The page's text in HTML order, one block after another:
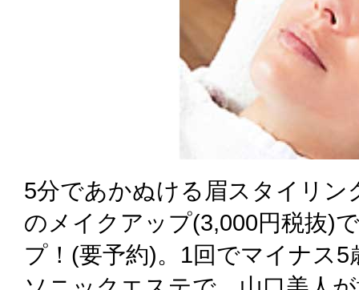
5分であかぬける眉スタイリン
のメイクアップ(3,000円税抜)
プ！(要予約)。1回でマイナス